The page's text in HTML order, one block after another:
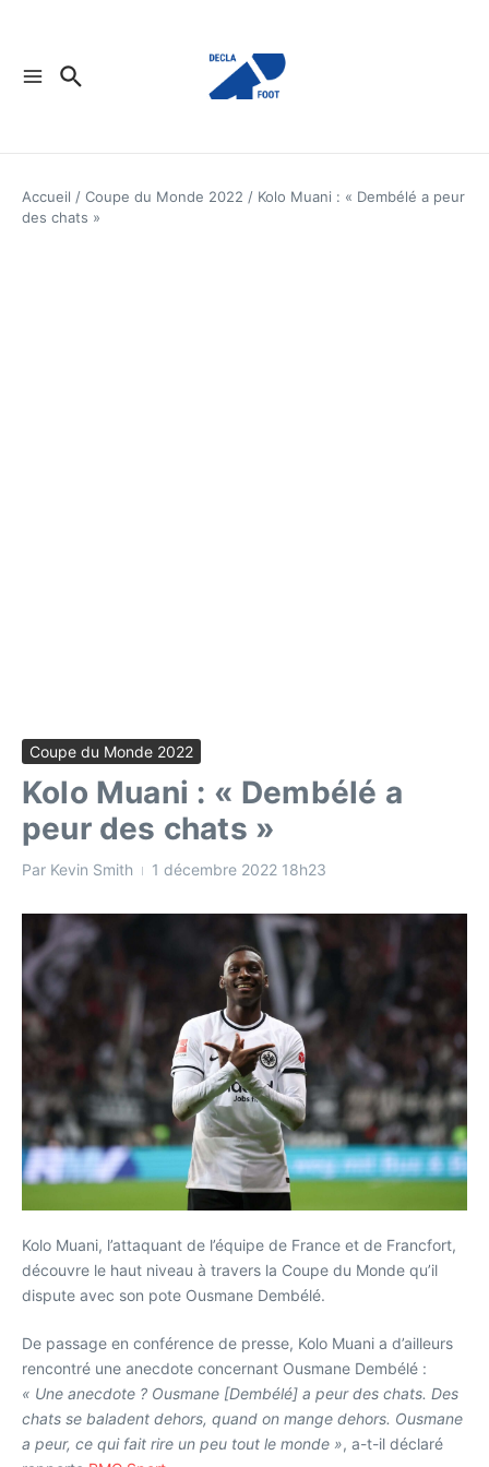
Accueil / Coupe du Monde 2022 / Kolo Muani : « Dembélé a peur
des chats »
Coupe du Monde 2022
Kolo Muani : « Dembélé a
peur des chats »
Par Kevin Smith 1 décembre 2022 18h23
Kolo Muani, l’attaquant de l’équipe de France et de Francfort,
découvre le haut niveau à travers la Coupe du Monde qu’il
dispute avec son pote Ousmane Dembélé.
De passage en conférence de presse, Kolo Muani a d’ailleurs
rencontré une anecdote concernant Ousmane Dembélé :
« Une anecdote ? Ousmane [Dembélé] a peur des chats. Des
chats se baladent dehors, quand on mange dehors. Ousmane
a peur, ce qui fait rire un peu tout le monde », a-t-il déclaré